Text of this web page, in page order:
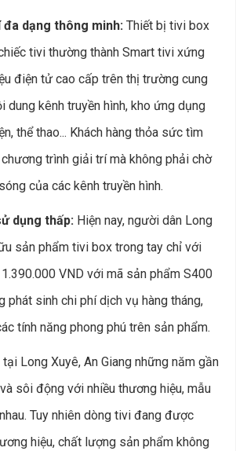
đa dạng thông minh: Thiết bị tivi box
tivi thường thành Smart tivi xứng
điện tử cao cấp trên thị trường cung
dung kênh truyền hình, kho ứng dụng
thể thao... Khách hàng thỏa sức tìm
trình giải trí mà không phải chờ
của các kênh truyền hình.
dụng thấp: Hiện nay, người dân Long
sản phẩm tivi box trong tay chỉ với
VND với mã sản phẩm S400
phát sinh chi phí dịch vụ hàng tháng,
tính năng phong phú trên sản phẩm.
Long Xuyê, An Giang những năm gần
sôi động với nhiều thương hiệu, mẫu
Tuy nhiên dòng tivi đang được
hiệu, chất lượng sản phẩm không